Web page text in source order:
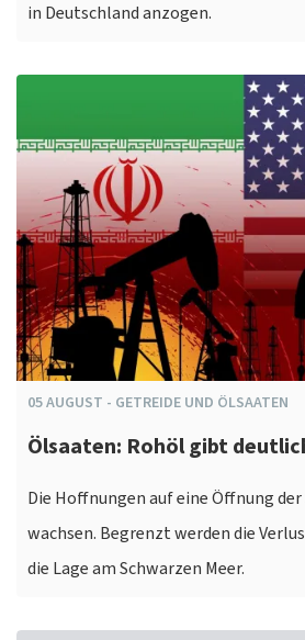
in Deutschland anzogen.
05AUGUST - GETREIDE UND ÖLSAATEN
Ölsaaten: Rohöl gibt
Die Hoffnungen auf eine Öffnung
wachsen. Begrenzt werden die
die Lage am Schwarzen Meer.